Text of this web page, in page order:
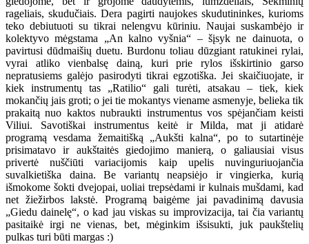
rageliais, skudučiais. Dera pagirti naujokes skudutininkes, kurioms
teko debiutuoti su tikrai nelengvu kūriniu. Naujai suskambėjo ir
kolektyvo mėgstama „An kalno vyšnia“ – šįsyk ne dainuota, o
pavirtusi dūdmaišių duetu. Burdonu toliau dūzgiant ratukinei rylai,
vyrai atliko vienbalsę dainą, kuri prie rylos išskirtinio garso
nepratusiems galėjo pasirodyti tikrai egzotiška. Jei skaičiuojate, ir
kiek instrumentų tas „Ratilio“ gali turėti, atsakau – tiek, kiek
mokančių jais groti; o jei tie mokantys viename asmenyje, belieka tik
prakaitą nuo kaktos nubraukti instrumentus vos spėjančiam keisti
Viliui. Savotiškai instrumentus keitė ir Milda, mat ji atidarė
programą vesdama žemaitišką „Aukšti kalna“, po to sutartinėje
prisimatavo ir aukštaitės giedojimo manierą, o galiausiai visus
privertė nuščiūti variacijomis kaip upelis nuvinguriuojančia
suvalkietiška daina. Be variantų neapsiėjo ir vingierka, kurią
išmokome šokti dvejopai, uoliai trepsėdami ir kulnais mušdami, kad
net žiežirbos lakstė. Programą baigėme jai pavadinimą davusia
„Giedu dainelę“, o kad jau viskas su improvizacija, tai čia variantų
pasitaikė irgi ne vienas, bet, mėginkim išsisukti, juk paukštelių
pulkas turi būti margas :)